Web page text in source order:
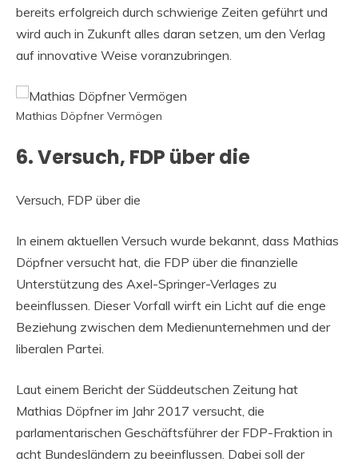
bereits erfolgreich durch schwierige Zeiten geführt und
wird auch in Zukunft alles daran setzen, um den Verlag
auf innovative Weise voranzubringen.
Mathias Döpfner Vermögen
6. Versuch, FDP über die
Versuch, FDP über die
In einem aktuellen Versuch wurde bekannt, dass Mathias
Döpfner versucht hat, die FDP über die finanzielle
Unterstützung des Axel-Springer-Verlages zu
beeinflussen. Dieser Vorfall wirft ein Licht auf die enge
Beziehung zwischen dem Medienunternehmen und der
liberalen Partei.
Laut einem Bericht der Süddeutschen Zeitung hat
Mathias Döpfner im Jahr 2017 versucht, die
parlamentarischen Geschäftsführer der FDP-Fraktion in
acht Bundesländern zu beeinflussen. Dabei soll der